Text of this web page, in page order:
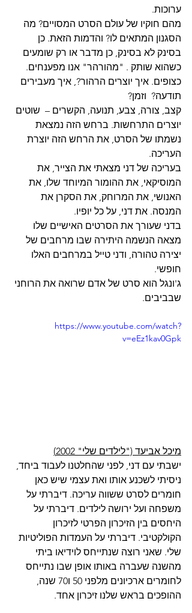
ערוכות.
מהם חוקיו של עולם הסרט המסויים? מה
הסגנון המתאים לו? והדמות הזאת. כן
בסינק לא בסינק, כן מדבר או רק שומעים
כשהוא שותק . "מהורהר" אנו מפענחים.
כצופים. איך יוצרים הרהור?, איך מעבירים
תודעה?  וזמן?
קצב, צורה, צבע, תנועה, הקשרים –  שוטים
יוצרים התרחשות. ברחש הזה נמצאת
נשמתו של הסרט, את הרחש הזה יוצרת
העריכה.
בעריכה של דני מצאתי את הצייר, את
המוסיקאי, את ההומור המיוחד שלו, את
האנושי, את המרוחק, את הסקרן את
המנסה. את דני, על כל יופיו.
בדני שעורך את הסרטים האישיים שלו
מצאה הנשמה היתירה שבו מרחבים של
יצירה טהורה, ודני טייל במרחבים האלו
חופשי.
ג'ונגל הוא סרט של אדם שרואה את הרוחני
שבביבים.
https://www.youtube.com/watch?
v=eEz1kav0Gpk
מיכל אביעד ("לילדים שלי" 2002)
ישבתי עם דני, לפני שהחלטנו לעבוד ביחד,
ניסיתי לשכנע אותו ואת עצמי שיש כאן
חומרים לסרט ששווה עריכה. דיברתי על
משפחה ועל ירושה לילדים. דיברתי על
היחסים בין הזיכרון הפרטי לזיכרון
הקולקטיבי. דיברתי על העמדות הפוליטיות
שלי. שאני רוצה שנתייחס לוידיאו ביתי
מהשנה שעברה באותו אופן שבו נתייחס
לחומרים ארכיונים מלפני 50 ו70 שנה,
ההופכים בראש שלנו זיכרון אחד.